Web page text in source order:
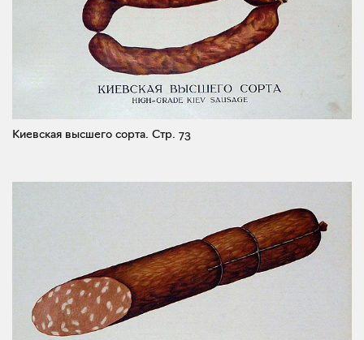
Киевская высшего сорта. Стр. 73